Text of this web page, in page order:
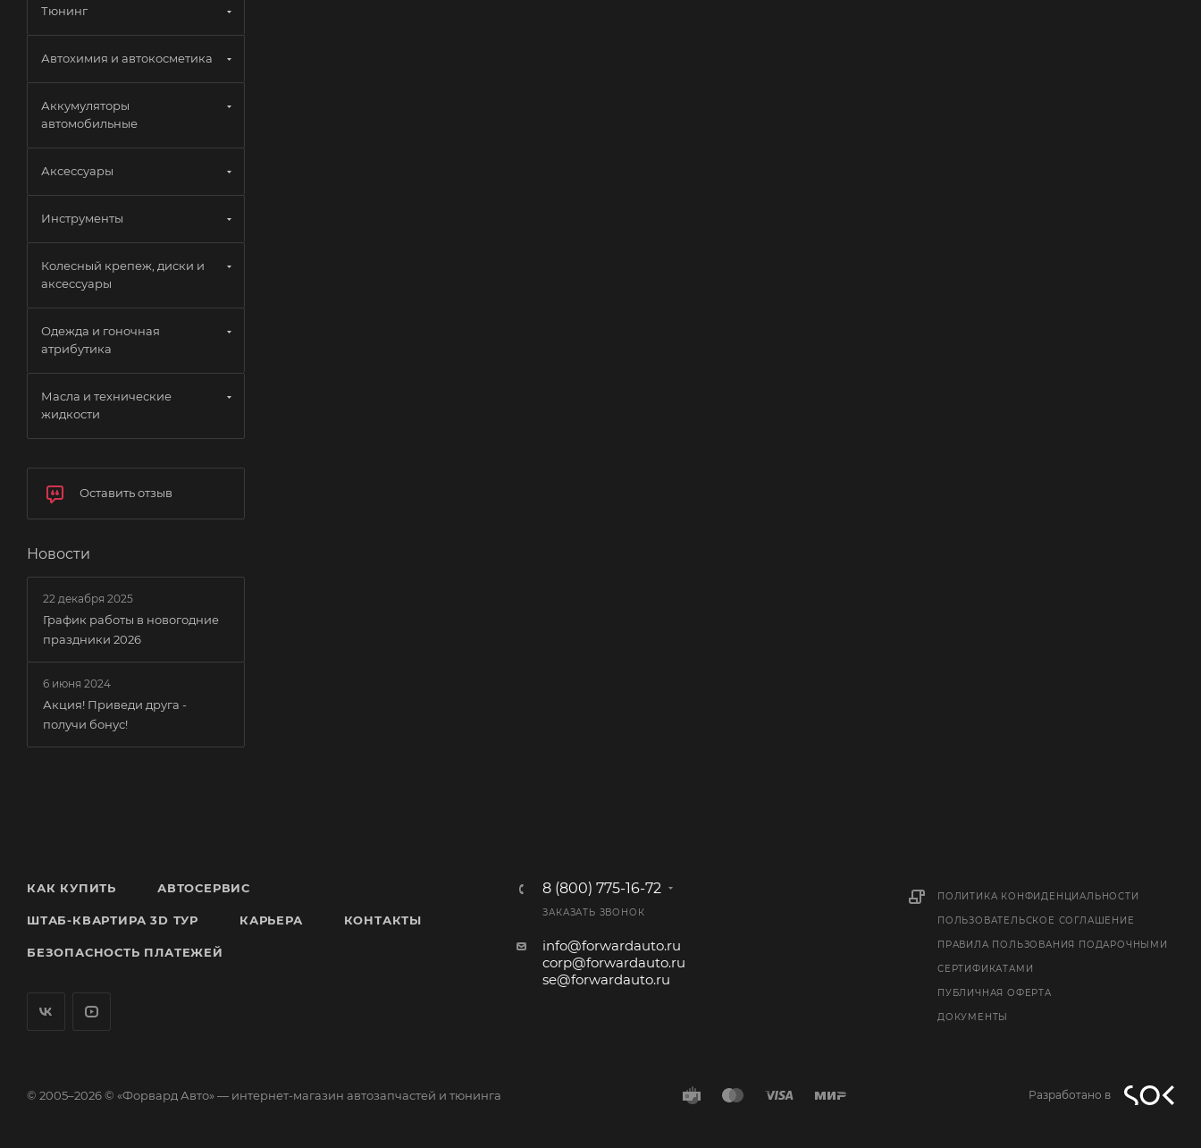
Тюнинг
Автохимия и автокосметика
Аккумуляторы
автомобильные
Аксессуары
Инструменты
Колесный крепеж, диски и
аксессуары
Одежда и гоночная
атрибутика
Масла и технические
жидкости
Оставить отзыв
Новости
22 декабря 2025
График работы в новогодние
праздники 2026
6 июня 2024
Акция! Приведи друга -
получи бонус!
КАК КУПИТЬ АВТОСЕРВИС
ШТАБ-КВАРТИРА 3D ТУР КАРЬЕРА КОНТАКТЫ
БЕЗОПАСНОСТЬ ПЛАТЕЖЕЙ
8 (800) 775-16-72
ЗАКАЗАТЬ ЗВОНОК
info@forwardauto.ru
corp@forwardauto.ru
se@forwardauto.ru
ПОЛИТИКА КОНФИДЕНЦИАЛЬНОСТИ
ПОЛЬЗОВАТЕЛЬСКОЕ СОГЛАШЕНИЕ
ПРАВИЛА ПОЛЬЗОВАНИЯ ПОДАРОЧНЫМИ
СЕРТИФИКАТАМИ
ПУБЛИЧНАЯ ОФЕРТА
ДОКУМЕНТЫ
© 2005–2026 © «Форвард Авто» — интернет-магазин автозапчастей и тюнинга Разработано в